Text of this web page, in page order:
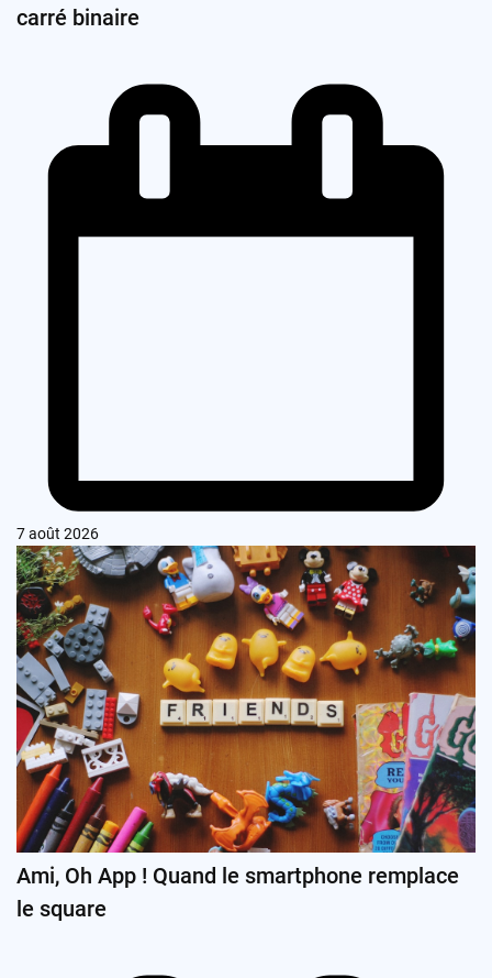
carré binaire
7 août 2026
Ami, Oh App ! Quand le smartphone remplace
le square